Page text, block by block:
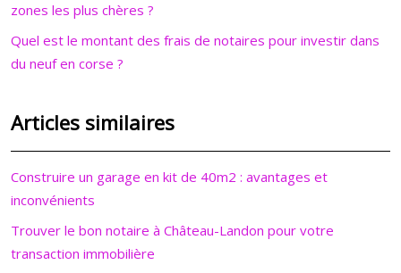
zones les plus chères ?
Quel est le montant des frais de notaires pour investir dans
du neuf en corse ?
Articles similaires
Construire un garage en kit de 40m2 : avantages et
inconvénients
Trouver le bon notaire à Château-Landon pour votre
transaction immobilière